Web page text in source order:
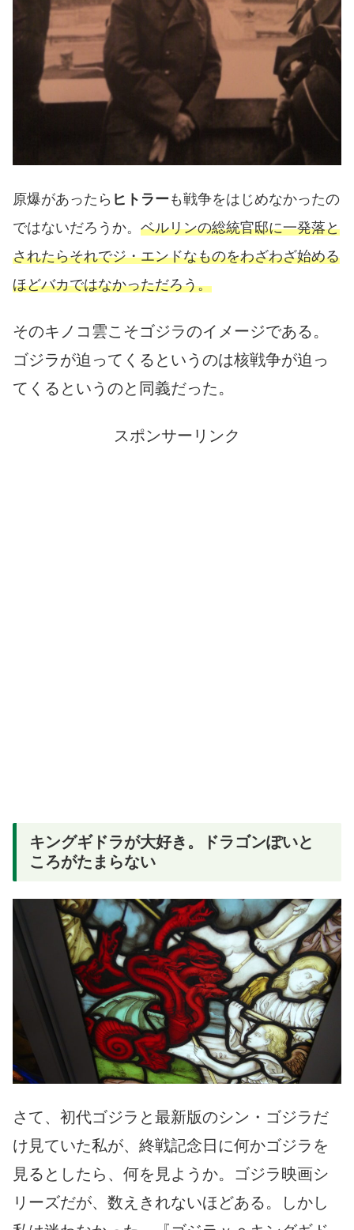
原爆があったら ヒトラーも戦争をはじめなかったの
ではないだろうか。 ベルリンの総統官邸に一発落と
されたらそれでジ・エンドなものをわざわざ始める
ほどバカではなかっただろう。
そのキノコ雲こそゴジラのイメージである。
ゴジラが迫ってくるというのは核戦争が迫っ
てくるというのと同義だった。
スポンサーリンク
キングギドラが大好き。ドラゴンぽいと
ころがたまらない
さて、初代ゴジラと最新版のシン・ゴジラだ
け見ていた私が、終戦記念日に何かゴジラを
見るとしたら、何を見ようか。ゴジラ映画シ
リーズだが、数えきれないほどある。しかし